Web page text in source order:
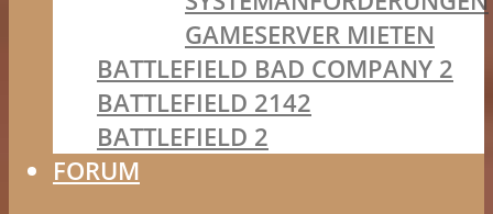
GAMESERVER MIETEN
BATTLEFIELD BAD COMPANY 2
BATTLEFIELD 2142
BATTLEFIELD 2
FORUM